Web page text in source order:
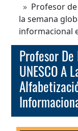
Profesor de
la semana
informacional
Profesor De La UTP Invitado Por La
UNESCO A